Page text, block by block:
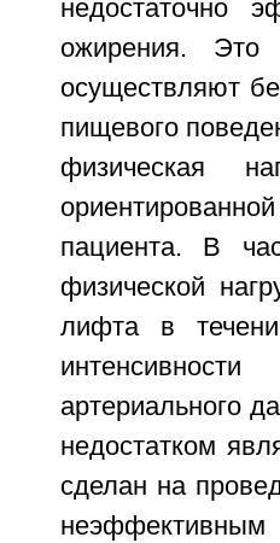
недостаточно
ожирения. Это
осуществляют
пищевого
физическая
пациента. В
физической
лифта в
артериального
недостатком
сделан на